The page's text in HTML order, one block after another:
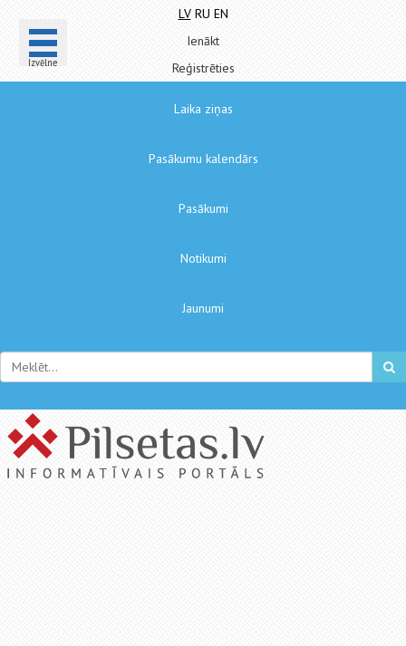
Izvēlne
LV RU EN
Ienākt
Reģistrēties
Laika ziņas
Pasākumu kalendārs
Pasākumi
Notikumi
Jaunumi